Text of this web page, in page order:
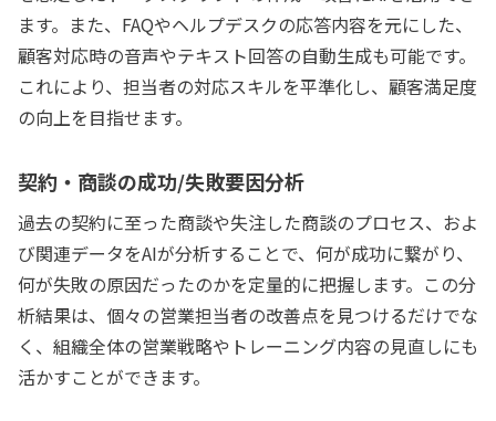
ます。また、FAQやヘルプデスクの応答内容を元にした、
顧客対応時の音声やテキスト回答の自動生成も可能です。
これにより、担当者の対応スキルを平準化し、顧客満足度
の向上を目指せます。
契約・商談の成功/失敗要因分析
過去の契約に至った商談や失注した商談のプロセス、およ
び関連データをAIが分析することで、何が成功に繋がり、
何が失敗の原因だったのかを定量的に把握します。この分
析結果は、個々の営業担当者の改善点を見つけるだけでな
く、組織全体の営業戦略やトレーニング内容の見直しにも
活かすことができます。